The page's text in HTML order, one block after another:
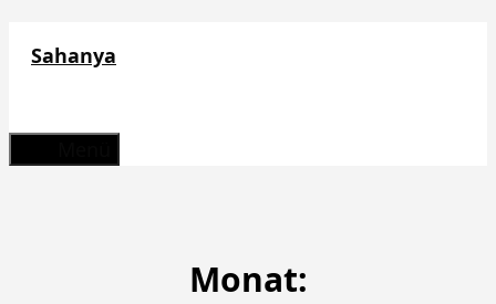
Sahanya
Monat: